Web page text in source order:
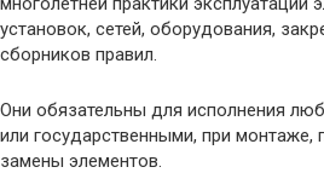
установок, сетей, оборудования,
сборников правил.
Они обязательны для исполнения
или государственными, при монтаже,
замены элементов.